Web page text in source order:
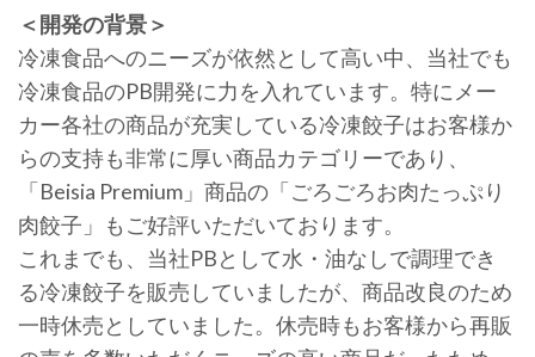
＜開発の背景＞
冷凍食品へのニーズが依然として高い中、当社でも
冷凍食品のPB開発に力を入れています。特にメー
カー各社の商品が充実している冷凍餃子はお客様か
らの支持も非常に厚い商品カテゴリーであり、
「Beisia Premium」商品の「ごろごろお肉たっぷり
肉餃子」もご好評いただいております。
これまでも、当社PBとして水・油なしで調理でき
る冷凍餃子を販売していましたが、商品改良のため
一時休売としていました。休売時もお客様から再販